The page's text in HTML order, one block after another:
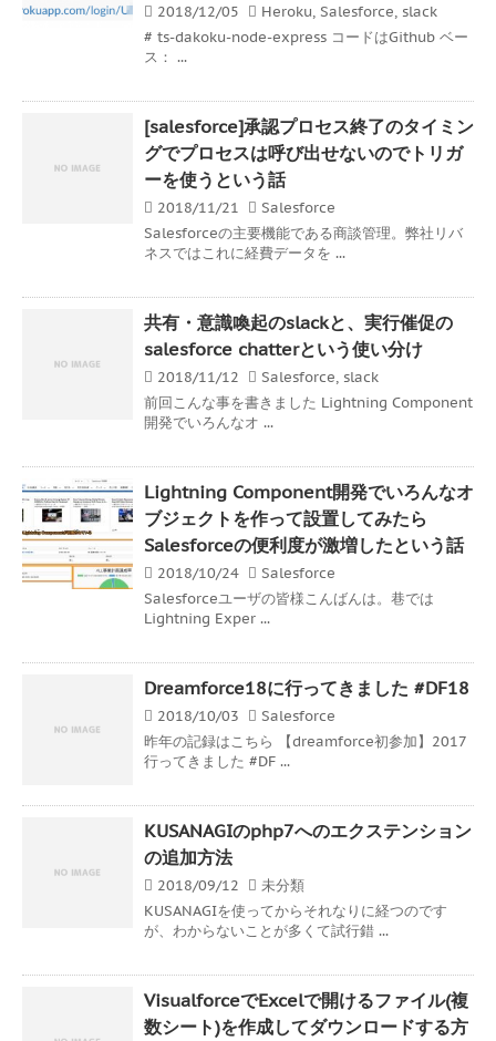
2018/12/05 Heroku, Salesforce, slack
# ts-dakoku-node-express コードはGithub ベー
ス： ...
[salesforce]承認プロセス終了のタイミン
グでプロセスは呼び出せないのでトリガ
ーを使うという話
2018/11/21
Salesforce
Salesforceの主要機能である商談管理。弊社リバ
ネスではこれに経費データを ...
共有・意識喚起のslackと、実行催促の
salesforce chatterという使い分け
2018/11/12 Salesforce, slack
前回こんな事を書きました Lightning Component
開発でいろんなオ ...
Lightning Component開発でいろんなオ
ブジェクトを作って設置してみたら
Salesforceの便利度が激増したという話
2018/10/24
Salesforce
Salesforceユーザの皆様こんばんは。巷では
Lightning Exper ...
Dreamforce18に行ってきました #DF18
2018/10/03
Salesforce
昨年の記録はこちら 【dreamforce初参加】2017
行ってきました #DF ...
KUSANAGIのphp7へのエクステンション
の追加方法
2018/09/12
未分類
KUSANAGIを使ってからそれなりに経つのです
が、わからないことが多くて試行錯 ...
VisualforceでExcelで開けるファイル(複
数シート)を作成してダウンロードする方